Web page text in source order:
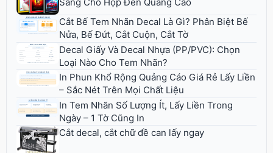
Cắt Bế Tem Nhãn Decal Là Gì? Phân Biệt Bế
Nửa, Bế Đứt, Cắt Cuộn, Cắt Tờ
Decal Giấy Và Decal Nhựa (PP/PVC): Chọn
Loại Nào Cho Tem Nhãn?
In Phun Khổ Rộng Quảng Cáo Giá Rẻ Lấy Liền
– Sắc Nét Trên Mọi Chất Liệu
In Tem Nhãn Số Lượng Ít, Lấy Liền Trong
Ngày – 1 Tờ Cũng In
Cắt decal, cắt chữ đề can lấy ngay